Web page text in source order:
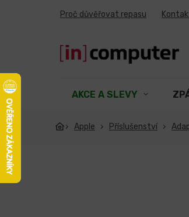
Proč důvěřovat repasu
AKCE A SLEVY
Apple Příslušenství